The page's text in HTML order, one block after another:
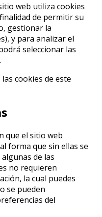
web utiliza cookies
de permitir su
gestionar la
y para analizar el
seleccionar las
cookies de este
que el sitio web
forma que sin ellas se
de las
no requieren
la cual puedes
se pueden
del